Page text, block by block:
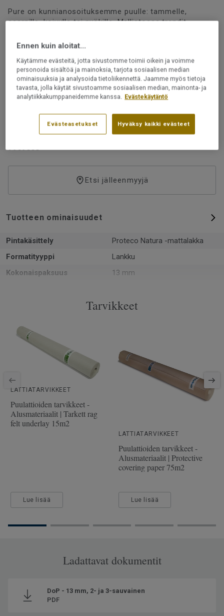
Pure on kunnianosoituksemme puulle: tammelle,
saarnille, koivulle tai pyökille. Mallistossa trendit
oma luonnollinen sävy ja olemus pääsevät oikeuksiinsa
elämää.
Lue lisää
Katso suuremmat kuvatlajitelmakuvakirjastamme
Asennetaan 2-lock-lukkopontin avulla
Uudelleen hiottava
Voidaan asentaa lattialämmityksen päälle
Tuotenumero:
Etsi jälleenmyyjä
Tuotteen ominaisuudet
Pintakäsittely
Proteco Natura -mattalakka
Formatityyppi
Lankku
Kokonaispaksuus
13 mm
Kyllä
Kappaleita laatikossa
Asennusmenetelmä
Lukkopontti
SAP-tuotenumero
7969008
Puulaji
Pituus
Kulutuskerroksen paksuus
19.4 cm
Tarvikkeet
LATTIATARVIKKEET
Puulattioiden tarvikkeet -
Alusmateriaalit | Tarkett rag
felt underlay 15m2
Lue lisää
LATTIATARVIKKEET
Puulattioiden tarvikkeet -
Alusmateriaalit | Protective
covering paper 75m2
Lue lisää
Ladattavat dokumentit
DoP - 13 mm, 2- ja 3-sauvainen
PDF
Ennen kuin aloitat...
Käytämme evästeitä, jotta sivustomme toimii oikein ja voimme
personoida sisältöä ja mainoksia, tarjota sosiaalisen median
ominaisuuksia ja analysoida tietoliikennettä. Jaamme myös tietoja
tavasta, jolla käytät sivustoamme sosiaalisen median, mainonta- ja
analytiikkakumppaneidemme kanssa. Evästekäytäntö
Evästeasetukset Hyväksy kaikki evästeet